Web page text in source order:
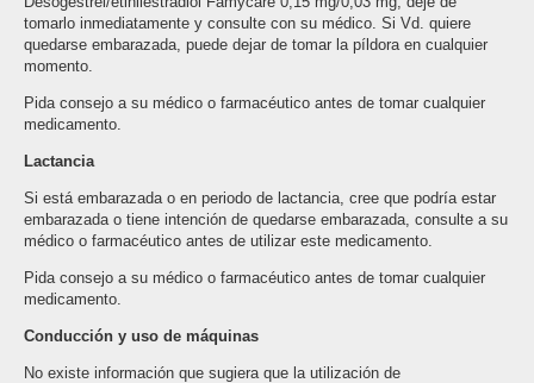
tomarlo inmediatamente y consulte con su médico. Si Vd. quiere
quedarse embarazada, puede dejar de tomar la píldora en cualquier
momento.
Pida consejo a su médico o farmacéutico antes de tomar cualquier
medicamento.
Lactancia
Si está embarazada o en periodo de lactancia, cree que podría estar
embarazada o tiene intención de quedarse embarazada, consulte a su
médico o farmacéutico antes de utilizar este medicamento.
Pida consejo a su médico o farmacéutico antes de tomar cualquier
medicamento.
Conducción y uso de máquinas
No existe información que sugiera que la utilización de